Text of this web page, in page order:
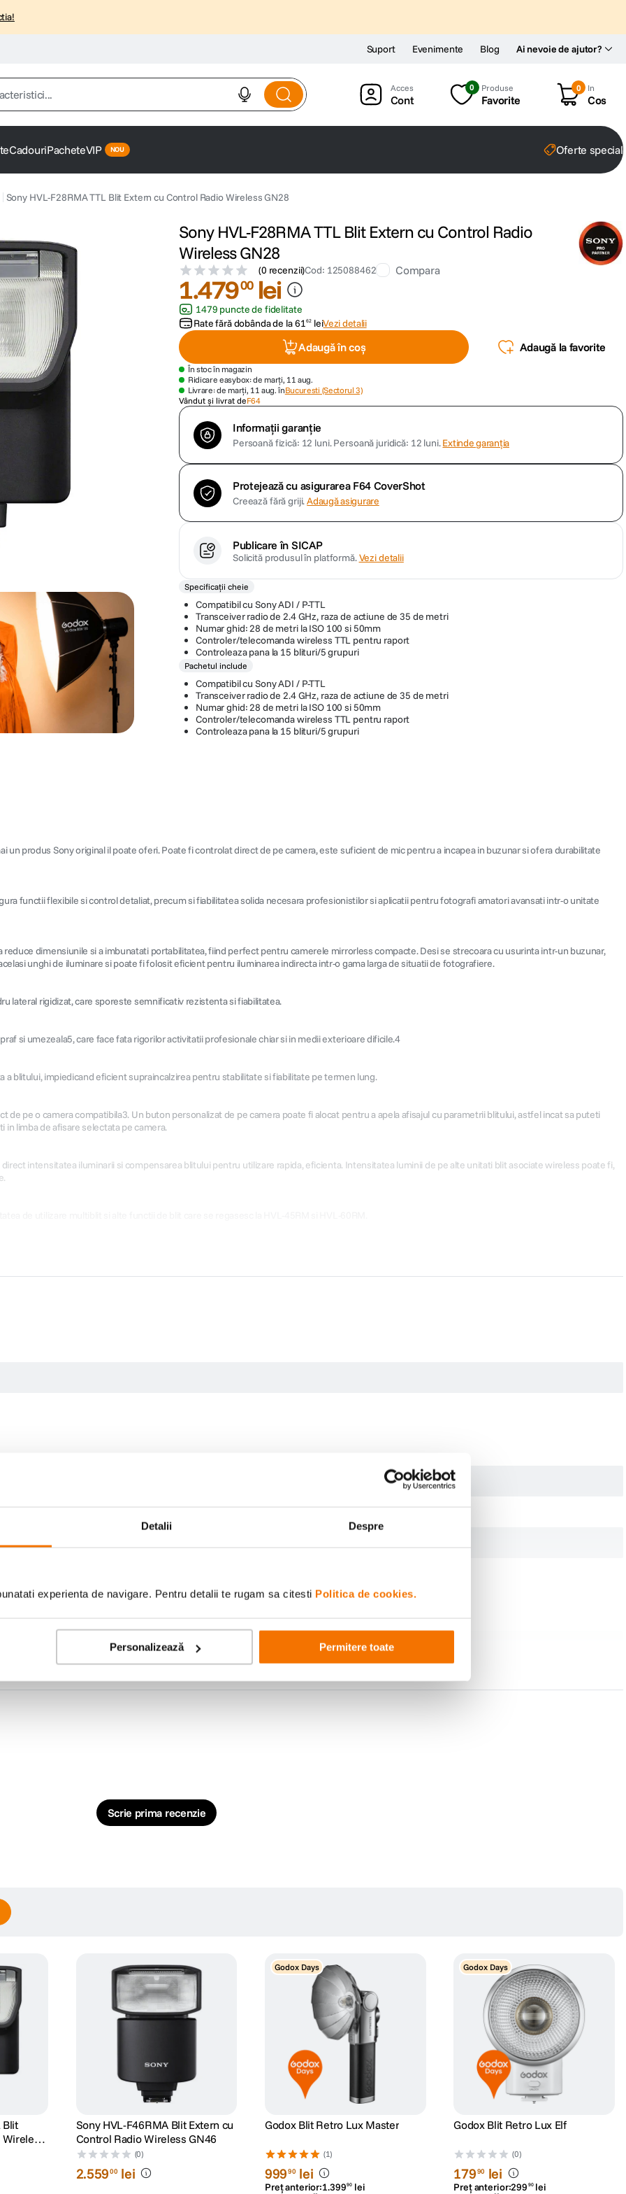
Detalii Despre
experienta de navigare. Pentru detalii te rugam sa citesti Politica de cookies.
Personalizează Permitere toate
Ai nevoie de ajutor?
Suport Evenimente Blog
Cont
0 Produse
Favorite
0 In
Cos
CadouriPacheteVIP Oferte
Sony HVL-F28RMA TTL Blit Extern cu Control Radio Wireless GN28
Sony HVL-F28RMA TTL Blit Extern cu Control Radio
Wireless GN28
(0 recenzii)Cod: 125088462 Compara
1.47900 lei
1479 puncte de fidelitate
Rate fără dobânda de la6162 leiVezi detalii
Adaugă în coș Adaugă la favorite
În stoc în magazin
Ridicare easybox: de marți, 11 aug.
Livrare: de marți, 11 aug. înBucuresti (Sectorul 3)
Vândut și livrat deF64
Informații garanție
Persoană fizică: 12 luni.Persoană juridică: 12 luni.Extinde garanția
Protejează cu asigurarea F64 CoverShot
Creează fără griji.Adaugă asigurare
Publicare în SICAP
Solicită produsul în platformă.Vezi detalii
Specificații cheie
Compatibil cu Sony ADI / P-TTL
Transceiver radio de 2.4 GHz, raza de actiune de 35 de metri
Numar ghid: 28 de metri la ISO 100 si 50mm
Controler/telecomanda wireless TTL pentru raport
Controleaza pana la 15 blituri/5 grupuri
Pachetul include
Compatibil cu Sony ADI / P-TTL
Transceiver radio de 2.4 GHz, raza de actiune de 35 de metri
Numar ghid: 28 de metri la ISO 100 si 50mm
Controler/telecomanda wireless TTL pentru raport
Controleaza pana la 15 blituri/5 grupuri
produs Sony original il poate oferi. Poate fi controlat direct de pe camera, este suficient de mic pentru a incapea in buzunar si ofera durabilitate
functii flexibile si control detaliat, precum si fiabilitatea solida necesara profesionistilor si aplicatii pentru fotografi amatori avansati intr-o unitate
dimensiunile si a imbunatati portabilitatea, fiind perfect pentru camerele mirrorless compacte. Desi se strecoara cu usurinta intr-un buzunar,
unghi de iluminare si poate fi folosit eficient pentru iluminarea indirecta intr-o gama larga de situatii de fotografiere.
lateral rigidizat, care sporeste semnificativ rezistenta si fiabilitatea.
si umezeala5, care face fata rigorilor activitatii profesionale chiar si in medii exterioare dificile.4
blitului, impiedicand eficient supraincalzirea pentru stabilitate si fiabilitate pe termen lung.
pe o camera compatibila3. Un buton personalizat de pe camera poate fi alocat pentru a apela afisajul cu parametrii blitului, astfel incat sa puteti
in limba de afisare selectata pe camera.
intensitatea iluminarii si compensarea blitului pentru utilizare rapida, eficienta. Intensitatea luminii de pe alte unitati blit asociate wireless poate fi,
Scrie prima recenzie
Blit
Wireless
Sony HVL-F46RMA Blit Extern cu
Control Radio Wireless GN46
(0)
2.55900 lei
Godox Days
Godox Blit Retro Lux Master
(1)
99990 lei
Preț anterior:1.39990 lei
Godox Days
Godox Blit Retro Lux Elf
(0)
17990 lei
Preț anterior:299 90 lei